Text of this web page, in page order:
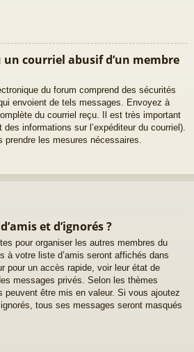
un courriel abusif d’un membre
du forum comprend des sécurités
envoient de tels messages. Envoyez à
du courriel reçu. Il est très important
des informations sur l’expéditeur du courriel).
prendre les mesures nécessaires.
et d’ignorés ?
pour organiser les autres membres du
à votre liste d’amis seront affichés dans
pour un accès rapide, voir leur état de
messages privés. Selon les thèmes
peuvent être mis en valeur. Si vous ajoutez
tous ses messages seront masqués